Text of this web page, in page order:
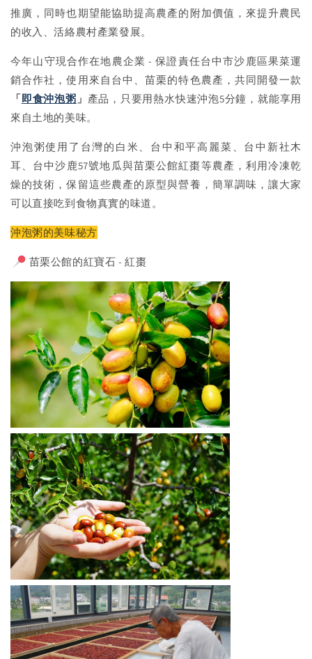
推廣，同時也期望能協助提高農產的附加價值，來提升農民
的收入、活絡農村產業發展。
今年山守現合作在地農企業 - 保證責任台中市沙鹿區果菜運
銷合作社，使用來自台中、苗栗的特色農產，共同開發一款
「即食沖泡粥 」 產品，只要用熱水快速沖泡5分鐘，就能享用
來自土地的美味。
沖泡粥使用了台灣的白米、台中和平高麗菜、台中新社木
耳、台中沙鹿57號地瓜與苗栗公館紅棗等農產，利用冷凍乾
燥的技術，保留這些農產的原型與營養，簡單調味，讓大家
可以直接吃到食物真實的味道。
沖泡粥的美味秘方
苗栗公館的紅寶石 - 紅棗